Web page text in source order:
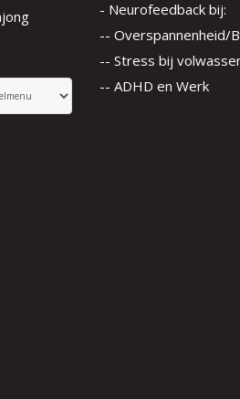
- Neurofeedback bij:
-- Overspannenheid/
-- Stress bij
-- ADHD en Werk